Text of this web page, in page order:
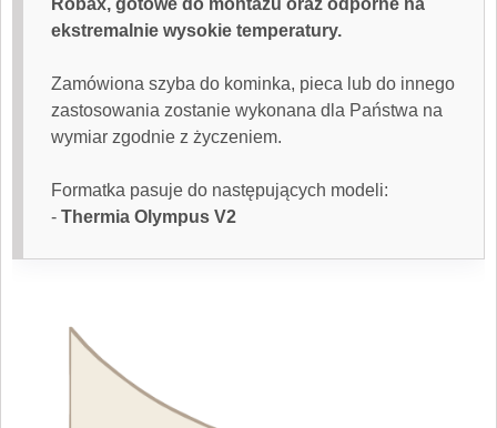
Robax, gotowe do montażu oraz odporne na
ekstremalnie wysokie temperatury.
Zamówiona szyba do kominka, pieca lub do innego
zastosowania zostanie wykonana dla Państwa na
wymiar zgodnie z życzeniem.
Formatka pasuje do następujących modeli:
- Thermia Olympus V2